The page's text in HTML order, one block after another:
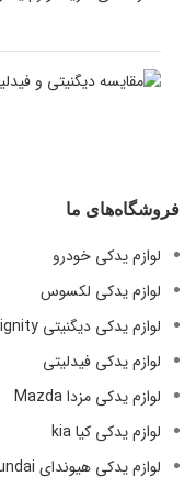
فروشگاه‌های ما
لوازم یدکی خودرو
لوازم یدکی لکسوس
لوازم یدکی دیگنیتی dignity
لوازم یدکی فیدلیتی
لوازم یدکی مزدا Mazda
لوازم یدکی کیا kia
لوازم یدکی هیوندای Hyundai